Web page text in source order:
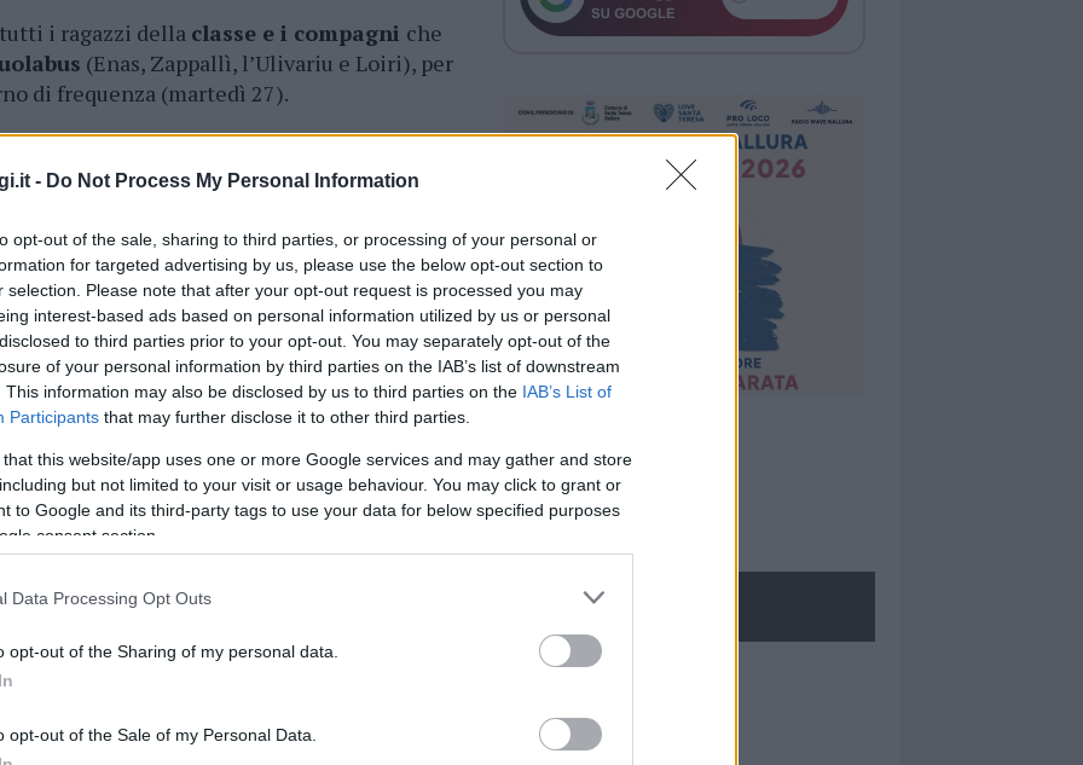
- Do Not Process My Personal Information
opt-out of the sale, sharing to third parties, or processing of your personal or
for targeted advertising by us, please use the below opt-out section to
selection. Please note that after your opt-out request is processed you may
interest-based ads based on personal information utilized by us or personal
to third parties prior to your opt-out. You may separately opt-out of the
of your personal information by third parties on the IAB’s list of downstream
This information may also be disclosed by us to third parties on the IAB’s List of
Participants that may further disclose it to other third parties.
that this website/app uses one or more Google services and may gather and store
but not limited to your visit or usage behaviour. You may click to grant or
to Google and its third-party tags to use your data for below specified purposes
consent section.
Data Processing Opt Outs
opt-out of the Sharing of my personal data.
opt-out of the Sale of my Personal Data.
i ragazzi della classe e i compagni che
(Enas, Zappallì, l’Ulivariu e Loiri), per
di frequenza (martedì 27).
cliccando qui
nella sezioneLogindal menù del sito o
Coronavirus Loiri Scuola Loiri
NECROLOGIE